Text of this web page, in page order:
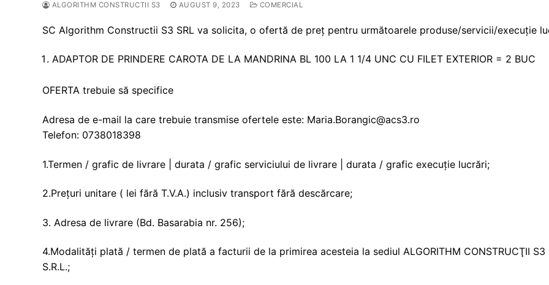
ALGORITHM CONSTRUCTII S3 AUGUST 9, 2023 COMERCIAL
SC Algorithm Constructii S3 SRL va solicita, o ofertă de preț pentru următoarele produse/servicii/execuție
ADAPTOR DE PRINDERE CAROTA DE LA MANDRINA BL 100 LA 1 1/4 UNC CU FILET EXTERIOR = 2 BUC
OFERTA trebuie să specifice
Adresa de e-mail la care trebuie transmise ofertele este: Maria.Borangic@acs3.ro
Telefon: 0738018398
1.Termen / grafic de livrare | durata / grafic serviciului de livrare | durata / grafic execuție lucrări;
2.Prețuri unitare ( lei fără T.V.A.) inclusiv transport fără descărcare;
3. Adresa de livrare (Bd. Basarabia nr. 256);
4.Modalități plată / termen de plată a facturii de la primirea acesteia la sediul ALGORITHM CONSTRUCŢII S3
S.R.L.;